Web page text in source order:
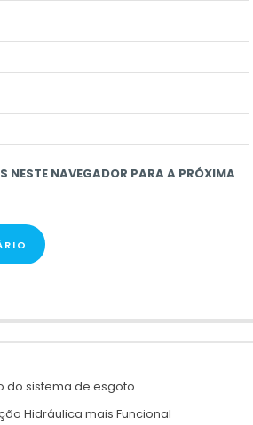
NESTE NAVEGADOR PARA A PRÓXIMA
do sistema de esgoto
Hidráulica mais Funcional